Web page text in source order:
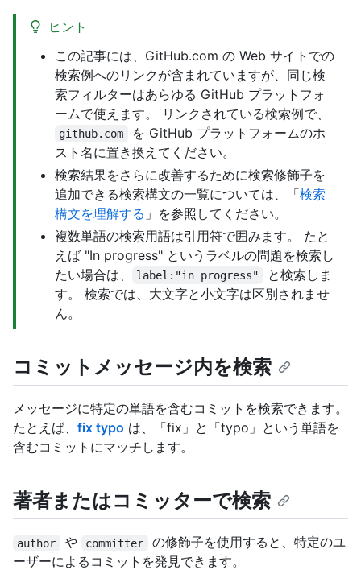
ヒント
この記事には、GitHub.com の Web サイトでの
検索例へのリンクが含まれていますが、同じ検
索フィルターはあらゆる GitHub プラットフォ
ームで使えます。 リンクされている検索例で、
github.com
を GitHub プラットフォームのホ
スト名に置き換えてください。
検索結果をさらに改善するために検索修飾子を
追加できる検索構文の一覧については、「検索
構文を理解する 」を参照してください。
複数単語の検索用語は引用符で囲みます。 たと
えば "In progress" というラベルの問題を検索し
たい場合は、
label:"in progress"
と検索しま
す。 検索では、大文字と小文字は区別されませ
ん。
コミットメッセージ内を検索
メッセージに特定の単語を含むコミットを検索できます。
たとえば、 fix typo は、「fix」と「typo」という単語を
含むコミットにマッチします。
著者またはコミッターで検索
author や committer
の修飾子を使用すると、特定のユ
ーザーによるコミットを発見できます。